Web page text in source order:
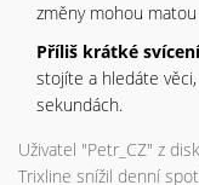
změny mohou
Příliš krátké
stojíte a hledáte
sekundách.
Uživatel "Petr_CZ" z
Trixline snížil denní